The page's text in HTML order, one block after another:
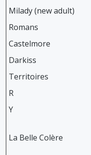
Milady (new adult)
Romans
Castelmore
Darkiss
Territoires
R
Y
La Belle Colère